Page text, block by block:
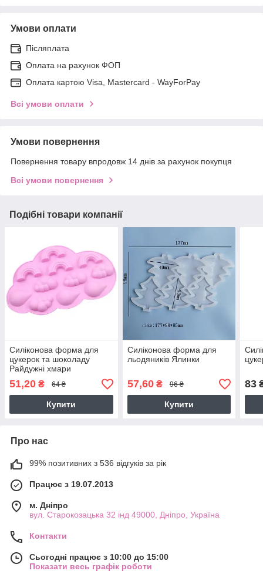
Умови оплати
Післяплата
Оплата на рахунок ФОП
Оплата картою Visa, Mastercard - WayForPay
Всі умови оплати
Умови повернення
Повернення товару впродовж 14 днів за рахунок покупця
Всі умови повернення
Подібні товари компанії
Силіконова форма для
цукерок та шоколаду
Райдужні хмари
51,20 ₴ 64 ₴
Купити
Силіконова форма для
льодяників Ялинки
57,60₴ 96 ₴
Купити
83
Про нас
99% позитивних з 536 відгуків за рік
Працює з 19.07.2013
м. Дніпро
вул. Старокозацька 32 інд 49000, Дніпро, Україна
Контакти
Сьогодні працює з 10:00 до 15:00
Показати весь графік роботи